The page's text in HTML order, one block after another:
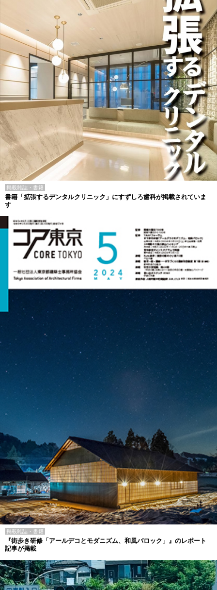
掲載雑誌・書籍
書籍「拡張するデンタルクリニック」にすずしろ歯科が掲載されていま
す
掲載雑誌・書籍
『街歩き研修「アールデコとモダニズム、和風バロック」』のレポート
記事が掲載